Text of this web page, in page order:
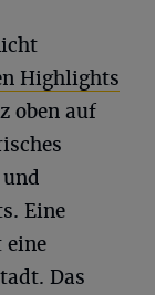
Highlights
oben auf
Eine
eine
Das